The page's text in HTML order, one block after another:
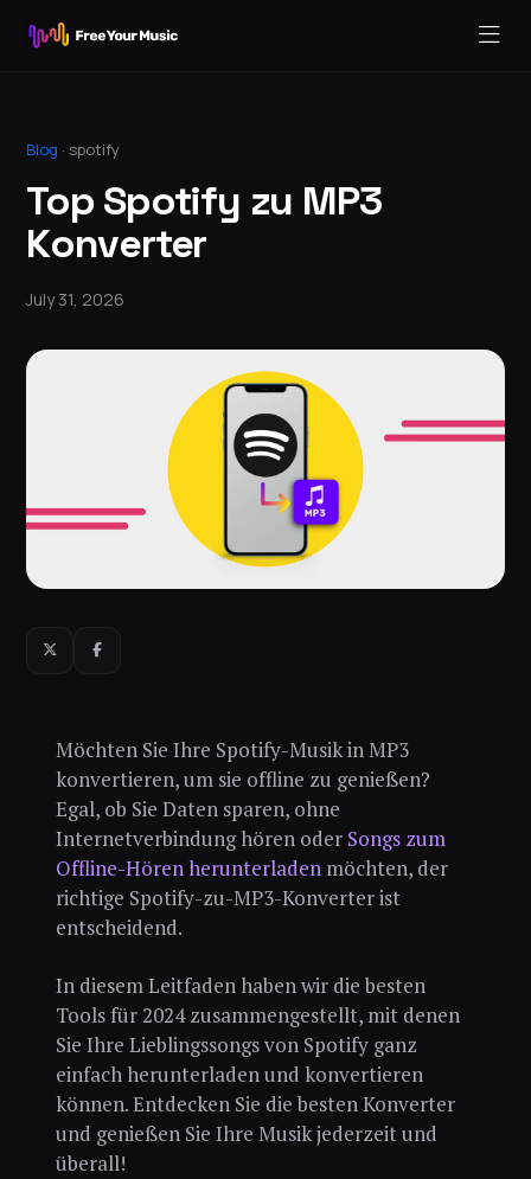
Blog · spotify
Top Spotify zu MP3
Konverter
July 31, 2026
Möchten Sie Ihre Spotify-Musik in MP3
konvertieren, um sie offline zu genießen?
Egal, ob Sie Daten sparen, ohne
Internetverbindung hören oder Songs zum
Offline-Hören herunterladen möchten, der
richtige Spotify-zu-MP3-Konverter ist
entscheidend.
In diesem Leitfaden haben wir die besten
Tools für 2024 zusammengestellt, mit denen
Sie Ihre Lieblingssongs von Spotify ganz
einfach herunterladen und konvertieren
können. Entdecken Sie die besten Konverter
und genießen Sie Ihre Musik jederzeit und
überall!